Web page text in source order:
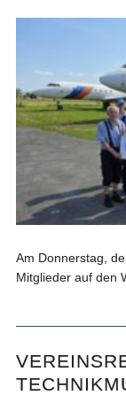
Am Donnerstag,
Mitglieder auf den